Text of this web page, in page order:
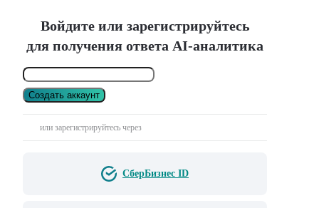
Войдите или зарегистрируйтесь
для получения ответа AI-аналитика
Создать аккаунт
или зарегистрируйтесь через
СберБизнес ID